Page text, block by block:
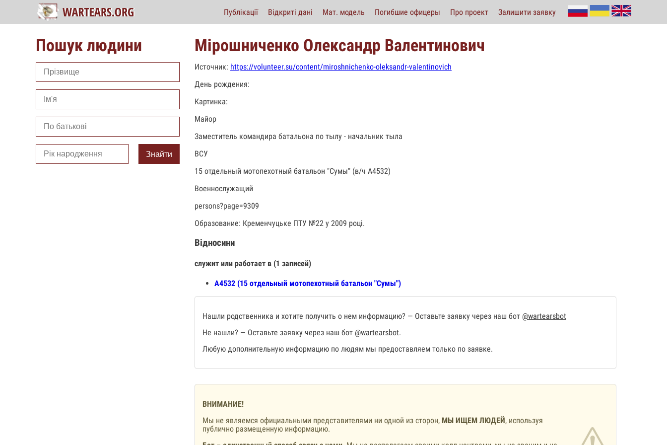
Публікації Відкриті дані Мат. модель Погибшие офицеры Про проект Залишити заявку
Пошук людини
Знайти
Мірошниченко Олександр Валентинович
Источник: https://volunteer.su/content/miroshnichenko-oleksandr-valentinovich
День рождения:
Картинка:
Майор
Заместитель командира батальона по тылу - начальник тыла
ВСУ
15 отдельный мотопехотный батальон "Сумы" (в/ч А4532)
Военнослужащий
persons?page=9309
Образование: Кременчуцьке ПТУ №22 у 2009 році.
Відносини
служит или работает в (1 записей)
А4532 (15 отдельный мотопехотный батальон "Сумы")
Нашли родственника и хотите получить о нем информацию? — Оставьте заявку через наш бот @wartearsbot
Не нашли? — Оставьте заявку через наш бот @wartearsbot.
Любую дополнительную информацию по людям мы предоставляем только по заявке.
ВНИМАНИЕ!
Мы не являемся официальными представителями ни одной из сторон, МЫ ИЩЕМ ЛЮДЕЙ, используя
публично размещенную информацию.